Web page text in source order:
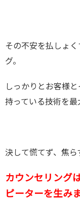
その不安を払しょ
グ。
しっかりとお客様
持っている技術を最
決して慌てず、焦ら
カウンセリング
ピーターを生みま